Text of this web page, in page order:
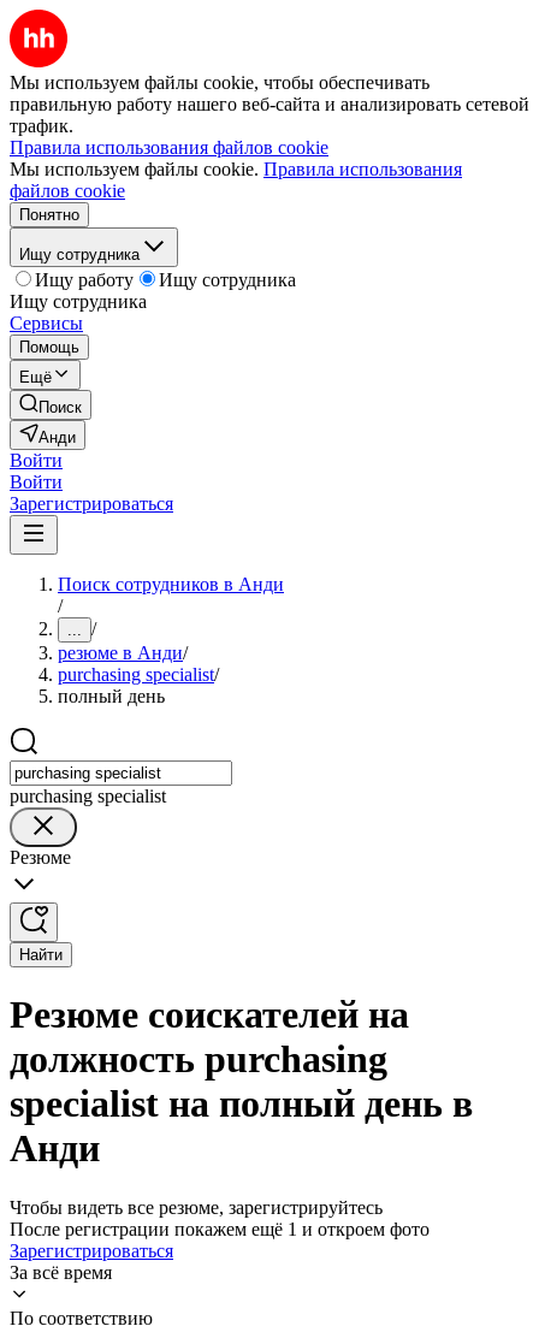
Мы используем файлы cookie, чтобы обеспечивать
правильную работу нашего веб-сайта и анализировать сетевой
трафик.
Правила использования файлов cookie
Мы используем файлы cookie. Правила использования
файлов cookie
Понятно
Ищу сотрудника
Ищу работу
Ищу сотрудника
Ищу сотрудника
Сервисы
Помощь
Ещё
Поиск
Анди
Войти
Войти
Зарегистрироваться
Поиск сотрудников в Анди
/
... /
резюме в Анди/
purchasing specialist/
полный день
purchasing specialist
Резюме
Найти
Резюме соискателей на
должность purchasing
specialist на полный день в
Анди
Чтобы видеть все резюме, зарегистрируйтесь
После регистрации покажем ещё 1 и откроем фото
Зарегистрироваться
За всё время
По соответствию